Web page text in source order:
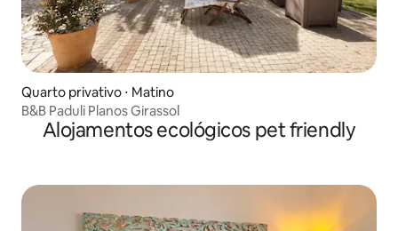
Quarto privativo ⋅ Matino
B&B Paduli Planos Girassol
Alojamentos ecológicos pet friendly